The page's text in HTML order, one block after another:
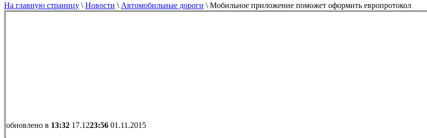
На главную страницу \ Новости \ Автомобильные дороги \ Мобильное приложение поможет оформить европротокол
обновлено в 13:32 17.1223:56 01.11.2015